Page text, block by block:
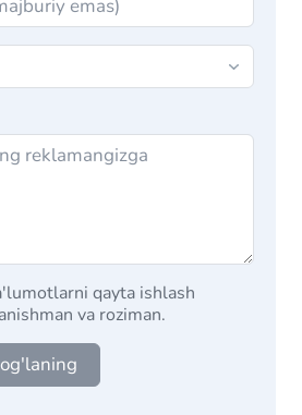
qayta ishlash
va roziman.